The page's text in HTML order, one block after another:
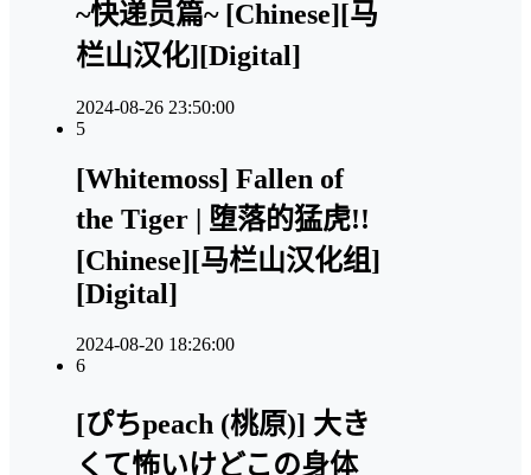
~快递员篇~ [Chinese][马
栏山汉化][Digital]
2024-08-26 23:50:00
5
[Whitemoss] Fallen of
the Tiger | 堕落的猛虎!!
[Chinese][马栏山汉化组]
[Digital]
2024-08-20 18:26:00
6
[ぴちpeach (桃原)] 大き
くて怖いけどこの身体